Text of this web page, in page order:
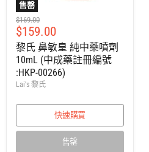
售罄
建
議
零
售
價
$169.00
售
價
$159.00
黎氏 鼻敏皇 純中藥噴劑
10mL (中成藥註冊編號
:HKP-00266)
Lai's 黎氏
快速購買
售罄